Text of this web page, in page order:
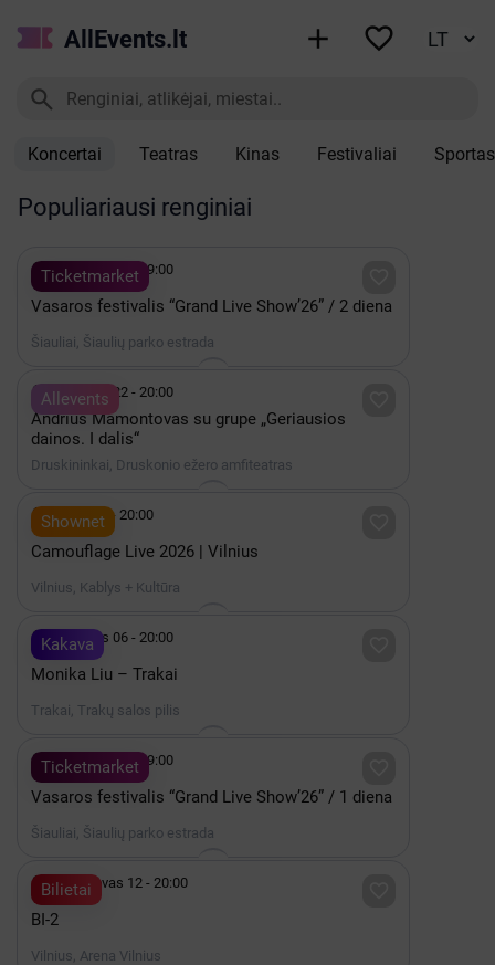
AllEvents.lt  

Koncertai Teatras Kinas Festivaliai Sportas
Populiariausi renginiai
Ticketmarket
 Rugpjūtis 08 - 19:00
Vasaros festivalis “Grand Live Show’26” / 2 diena
Šiauliai, Šiaulių parko estrada
Allevents
 Rugpjūtis 22 - 20:00
Andrius Mamontovas su grupe „Geriausios
dainos. I dalis“
Druskininkai, Druskonio ežero amfiteatras
Shownet
 Spalis 15 - 20:00
Camouflage Live 2026 | Vilnius
Vilnius, Kablys + Kultūra
Kakava
 Rugpjūtis 06 - 20:00
Monika Liu – Trakai
Trakai, Trakų salos pilis
Ticketmarket
 Rugpjūtis 07 - 19:00
Vasaros festivalis “Grand Live Show’26” / 1 diena
Šiauliai, Šiaulių parko estrada
Bilietai
 2027 Kovas 12 - 20:00
BI-2
Vilnius, Arena Vilnius